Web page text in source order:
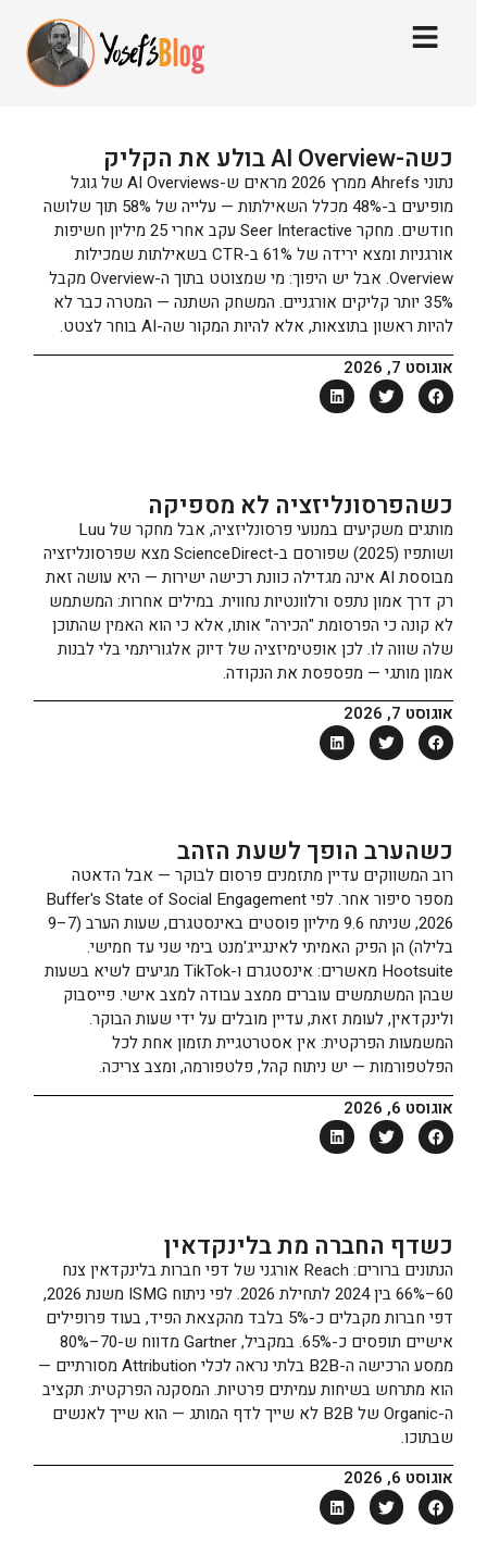
כשה-AI Overview בולע את הקליק
נתוני Ahrefs ממרץ 2026 מראים ש-AI Overviews של גוגל
מופיעים ב-48% מכלל השאילתות — עלייה של 58% תוך שלושה
חודשים. מחקר Seer Interactive עקב אחרי 25 מיליון חשיפות
אורגניות ומצא ירידה של 61% ב-CTR בשאילתות שמכילות
Overview. אבל יש היפוך: מי שמצוטט בתוך ה-Overview מקבל
35% יותר קליקים אורגניים. המשחק השתנה — המטרה כבר לא
להיות ראשון בתוצאות, אלא להיות המקור שה-AI בוחר לצטט.
אוגוסט 7, 2026
כשהפרסונליזציה לא מספיקה
מותגים משקיעים במנועי פרסונליזציה, אבל מחקר של Luu
ושותפיו (2025) שפורסם ב-ScienceDirect מצא שפרסונליזציה
מבוססת AI אינה מגדילה כוונת רכישה ישירות — היא עושה זאת
רק דרך אמון נתפס ורלוונטיות נחווית. במילים אחרות: המשתמש
לא קונה כי הפרסומת "הכירה" אותו, אלא כי הוא האמין שהתוכן
שלה שווה לו. לכן אופטימיזציה של דיוק אלגוריתמי בלי לבנות
אמון מותגי — מפספסת את הנקודה.
אוגוסט 7, 2026
כשהערב הופך לשעת הזהב
רוב המשווקים עדיין מתזמנים פרסום לבוקר — אבל הדאטה
מספר סיפור אחר. לפי Buffer's State of Social Engagement
2026, שניתח 9.6 מיליון פוסטים באינסטגרם, שעות הערב (7–9
בלילה) הן הפיק האמיתי לאינגייג'מנט בימי שני עד חמישי.
Hootsuite מאשרים: אינסטגרם ו-TikTok מגיעים לשיא בשעות
שבהן המשתמשים עוברים ממצב עבודה למצב אישי. פייסבוק
ולינקדאין, לעומת זאת, עדיין מובלים על ידי שעות הבוקר.
המשמעות הפרקטית: אין אסטרטגיית תזמון אחת לכל
הפלטפורמות — יש ניתוח קהל, פלטפורמה, ומצב צריכה.
אוגוסט 6, 2026
כשדף החברה מת בלינקדאין
הנתונים ברורים: Reach אורגני של דפי חברות בלינקדאין צנח
60–66% בין 2024 לתחילת 2026. לפי ניתוח ISMG משנת 2026,
דפי חברות מקבלים כ-5% בלבד מהקצאת הפיד, בעוד פרופילים
אישיים תופסים כ-65%. במקביל, Gartner מדווח ש-70–80%
ממסע הרכישה ה-B2B בלתי נראה לכלי Attribution מסורתיים —
הוא מתרחש בשיחות עמיתים פרטיות. המסקנה הפרקטית: תקציב
ה-Organic של B2B לא שייך לדף המותג — הוא שייך לאנשים
שבתוכו.
אוגוסט 6, 2026